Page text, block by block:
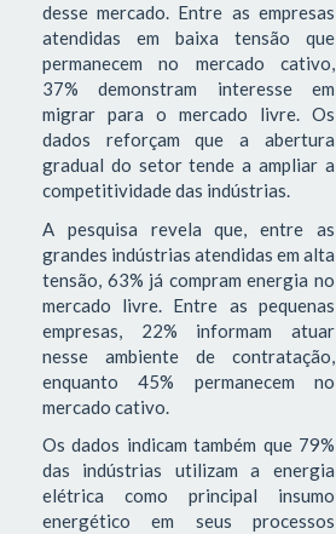
desse mercado. Entre as empresas
atendidas em baixa tensão que
permanecem no mercado cativo,
37% demonstram interesse em
migrar para o mercado livre. Os
dados reforçam que a abertura
gradual do setor tende a ampliar a
competitividade das indústrias.
A pesquisa revela que, entre as
grandes indústrias atendidas em alta
tensão, 63% já compram energia no
mercado livre. Entre as pequenas
empresas, 22% informam atuar
nesse ambiente de contratação,
enquanto 45% permanecem no
mercado cativo.
Os dados indicam também que 79%
das indústrias utilizam a energia
elétrica como principal insumo
energético em seus processos